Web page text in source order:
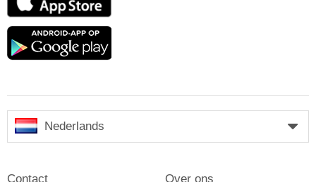
Google
Nederlands
Contact Over ons